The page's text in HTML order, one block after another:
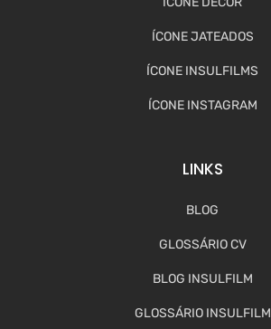
ÍCONE JATEADOS
ÍCONE INSULFILMS
ÍCONE INSTAGRAM
LINKS
BLOG
GLOSSÁRIO CV
BLOG INSULFILM
GLOSSÁRIO INSULFILM